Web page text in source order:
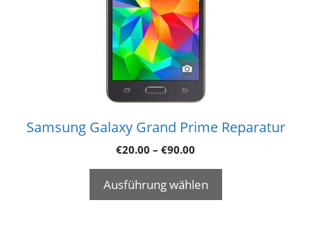
Samsung Galaxy Grand Prime Reparatur
€20.00 – €90.00
Ausführung wählen